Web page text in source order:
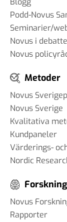
Podd-Novus
Seminarier/
Novus i
Novus
Metoder
Novus
Novus Sverige
Kvalitativa
Kundpaneler
Värderings-
Nordic
Forskning
Novus
Rapporter